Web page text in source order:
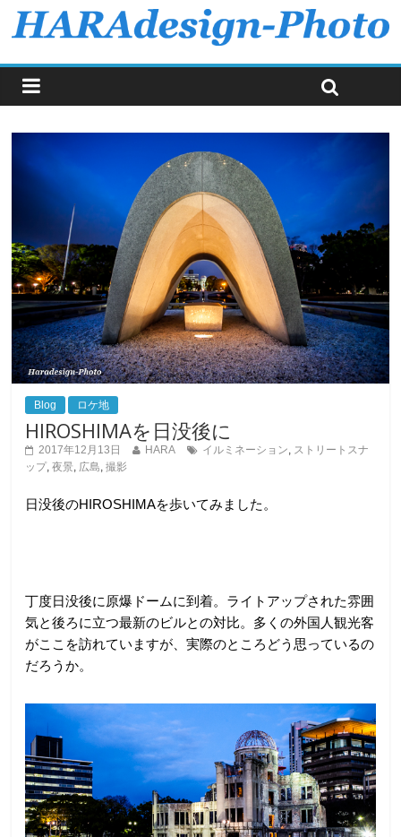
Blog ロケ地
HIROSHIMAを日没後に
2017年12月13日 HARA イルミネーション, ストリートスナ
ップ,夜景, 広島,撮影
日没後のHIROSHIMAを歩いてみました。
丁度日没後に原爆ドームに到着。ライトアップされた雰囲
気と後ろに立つ最新のビルとの対比。多くの外国人観光客
がここを訪れていますが、実際のところどう思っているの
だろうか。